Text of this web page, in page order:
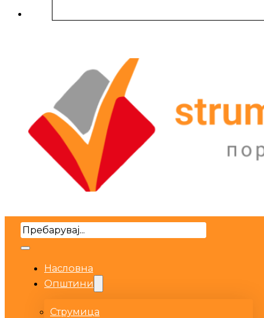
Search
Насловна
Општини
Струмица